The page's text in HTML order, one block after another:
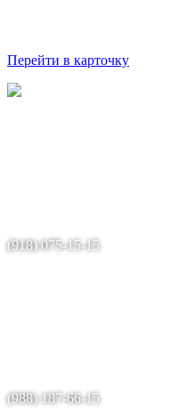
Перейти в карточку
(918) 075-15-15
(988) 187-66-15